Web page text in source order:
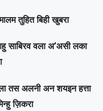
तुहित बिही खुबरा
साबिरव वला अ’असी लका
तस अलनी अन शयइन हत्ता
ज़िकरा